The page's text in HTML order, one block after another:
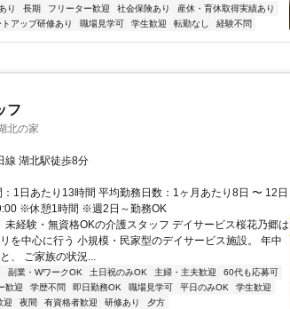
り 長期 フリーター歓迎 社会保険あり
産休・育休取得実績あり
トアップ研修あり 職場見学可 学生歓迎 転勤なし 経験不問
フ
北の家
線 湖北駅徒歩8分
1日あたり13時間 平均勤務日数：1ヶ月あたり8日 〜 12日
※休憩1時間 ※週2日～勤務OK
未経験・無資格OKの介護スタッフ デイサービス桜花乃郷は
を中心に行う 小規模・民家型のデイサービス施設。 年中
、 ご家族の状況...
副業・WワークOK 土日祝のみOK 主婦・主夫歓迎
60代も応募可
歓迎 学歴不問 即日勤務OK 職場見学可 平日のみOK
学生歓迎
迎 夜間 有資格者歓迎 研修あり 夕方